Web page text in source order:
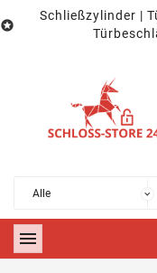

Schließzylinder |
